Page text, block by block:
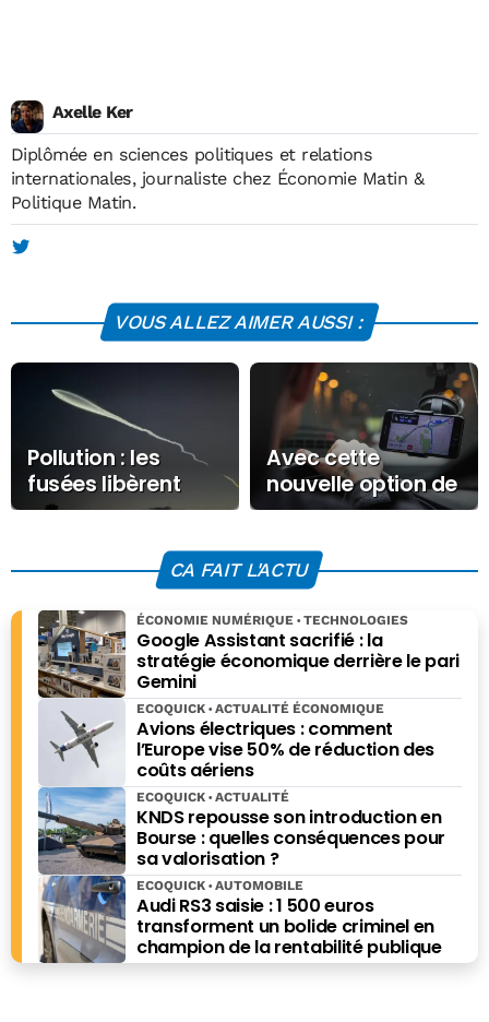
Axelle Ker
Diplômée en sciences politiques et relations
internationales, journaliste chez Économie Matin &
Politique Matin.
VOUS ALLEZ AIMER AUSSI :
Pollution : les
fusées libèrent
des métaux lourds
Avec cette
nouvelle option de
Google Maps,
perdrez plus
CA FAIT L'ACTU
Google Assistant sacrifié : la
stratégie économique derrière le pari
Gemini
ÉCONOMIE NUMÉRIQUE TECHNOLOGIES
Avions électriques : comment
l’Europe vise 50% de réduction des
coûts aériens
ECOQUICK ACTUALITÉ ÉCONOMIQUE
KNDS repousse son introduction en
Bourse : quelles conséquences pour
sa valorisation ?
ECOQUICK ACTUALITÉ
Audi RS3 saisie : 1 500 euros
transforment un bolide criminel en
champion de la rentabilité publique
ECOQUICK AUTOMOBILE